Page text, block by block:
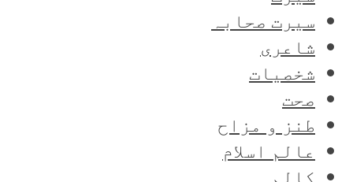
سیرت صحابہ
شاعری
شخصیات
صحت
طنز و مزاح
عالم اسلام
کالم